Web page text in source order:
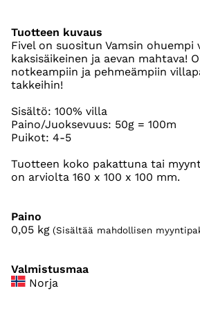
Tuotteen kuvaus
Fivel on suositun Vamsin ohuempi
kaksisäikeinen ja aevan mahtava!
notkeampiin ja pehmeämpiin
takkeihin!
Sisältö: 100% villa
Paino/Juoksevuus: 50g = 100m
Puikot: 4-5
Tuotteen koko pakattuna tai
on arviolta 160 x 100 x 100 mm.
Paino
0,05 kg (Sisältää mahdollisen
Valmistusmaa
Norja